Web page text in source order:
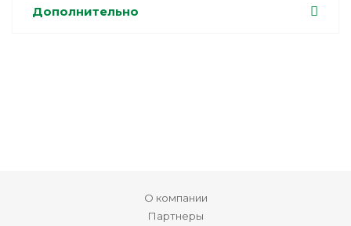
Дополнительно
О компании
Партнеры